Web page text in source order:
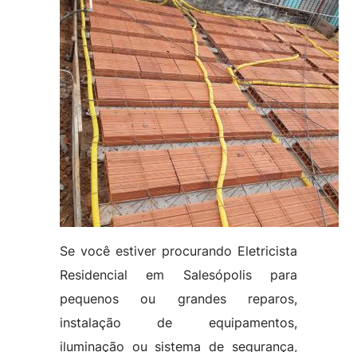
Se você estiver procurando Eletricista
Residencial em Salesópolis para
pequenos ou grandes reparos,
instalação de equipamentos,
iluminação ou sistema de segurança,